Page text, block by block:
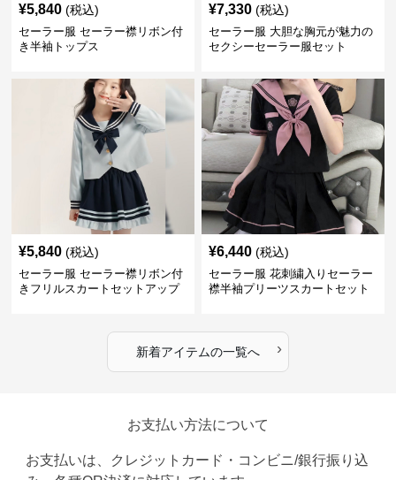
¥5,840 (税込)
セーラー服 セーラー襟リボン付
き半袖トップス
¥7,330 (税込)
セーラー服 大胆な胸元が魅力の
セクシーセーラー服セット
¥5,840 (税込)
セーラー服 セーラー襟リボン付
きフリルスカートセットアップ
¥6,440 (税込)
セーラー服 花刺繍入りセーラー
襟半袖プリーツスカートセット
新着アイテムの一覧へ ›
お支払い方法について
お支払いは、クレジットカード・コンビニ/銀行振り込